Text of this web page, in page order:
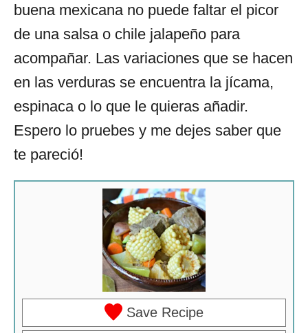
buena mexicana no puede faltar el picor
de una salsa o chile jalapeño para
acompañar. Las variaciones que se hacen
en las verduras se encuentra la jícama,
espinaca o lo que le quieras añadir.
Espero lo pruebes y me dejes saber que
te pareció!
Save Recipe